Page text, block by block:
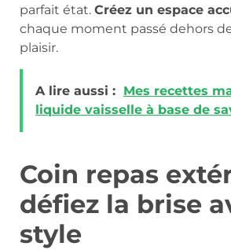
parfait état. Créez un espace
chaque moment passé dehors
plaisir.
A lire aussi : Mes recettes
liquide vaisselle à base de
Coin repas
défiez la brise
style